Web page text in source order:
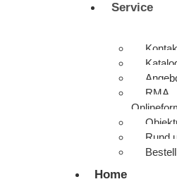
Service
RMA
Rund
Home